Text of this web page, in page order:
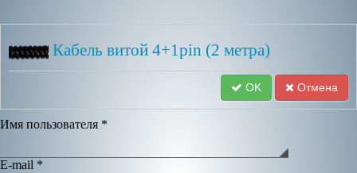
Кабель витой 4+1pin (2 метра)
OK Отмена
Имя пользователя *
E-mail *